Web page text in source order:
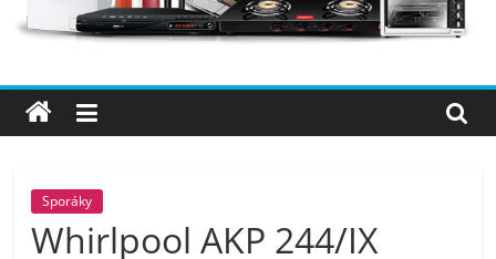
OK
–
nejlepší
elektronika
Sporáky
Whirlpool AKP 244/IX